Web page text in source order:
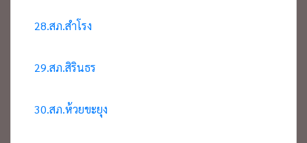
28.สภ.สำโรง
29.สภ.สิรินธร
30.สภ.ห้วยขะยุง